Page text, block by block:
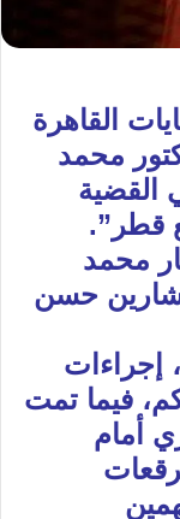
جنايات القاهرة
محمد
في القضية
قطر”.
محمد
حسن
إجراءات
فيما تمت
أمام